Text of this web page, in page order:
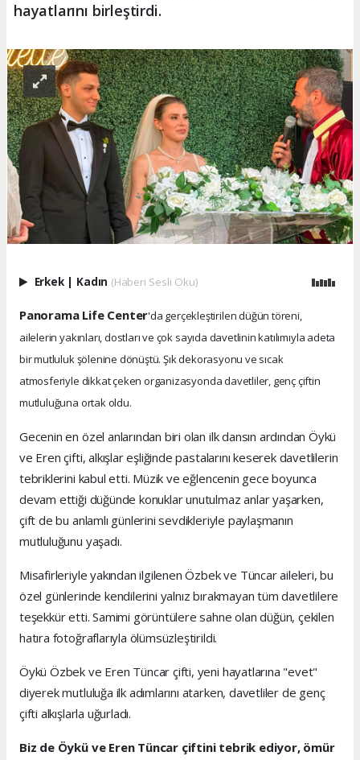
hayatlarını birleştirdi.
Erkek | Kadın (Haberi Sesli Oku)
Panorama Life Center'da gerçekleştirilen düğün töreni,
ailelerin yakınları, dostları ve çok sayıda davetlinin katılımıyla adeta
bir mutluluk şölenine dönüştü. Şık dekorasyonu ve sıcak
atmosferiyle dikkat çeken organizasyonda davetliler, genç çiftin
mutluluğuna ortak oldu.
Gecenin en özel anlarından biri olan ilk dansın ardından Öykü
ve Eren çifti, alkışlar eşliğinde pastalarını keserek davetlilerin
tebriklerini kabul etti. Müzik ve eğlencenin gece boyunca
devam ettiği düğünde konuklar unutulmaz anlar yaşarken,
çift de bu anlamlı günlerini sevdikleriyle paylaşmanın
mutluluğunu yaşadı.
Misafirleriyle yakından ilgilenen Özbek ve Tüncar aileleri, bu
özel günlerinde kendilerini yalnız bırakmayan tüm davetlilere
teşekkür etti. Samimi görüntülere sahne olan düğün, çekilen
hatıra fotoğraflarıyla ölümsüzleştirildi.
Öykü Özbek ve Eren Tüncar çifti, yeni hayatlarına "evet"
diyerek mutluluğa ilk adımlarını atarken, davetliler de genç
çifti alkışlarla uğurladı.
Biz de Öykü ve Eren Tüncar çiftini tebrik ediyor, ömür